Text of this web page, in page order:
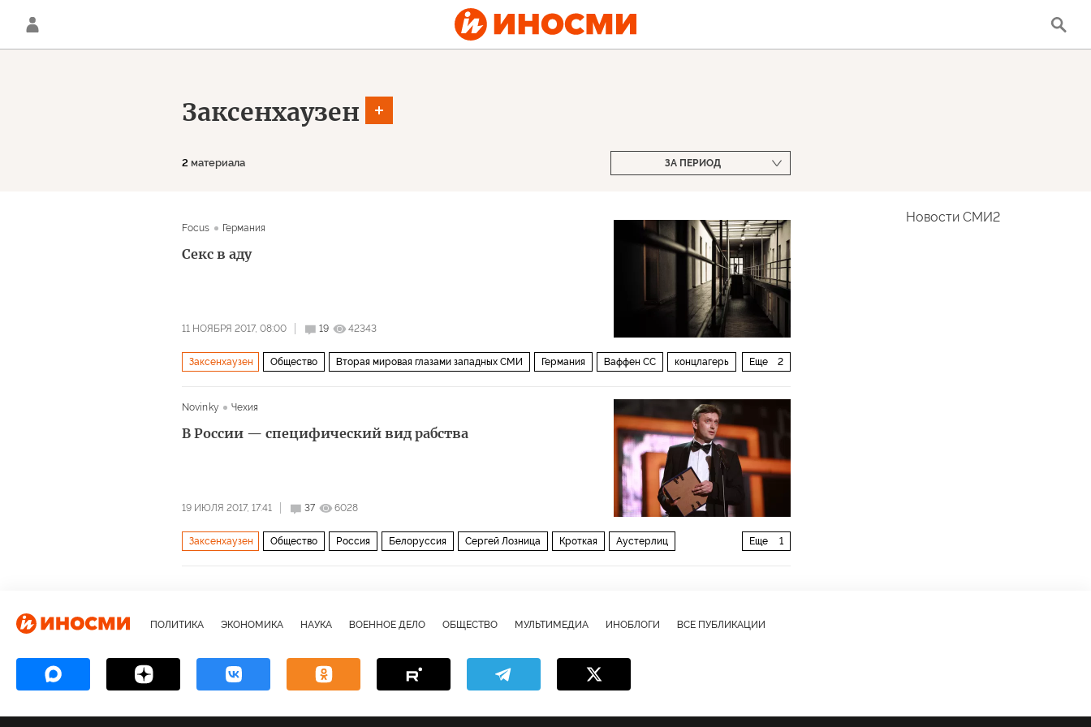
Заксенхаузен
2 материала ЗА ПЕРИОД
Focus Германия
Секс в аду
11 НОЯБРЯ 2017, 08:00 19 42343
Еще 2
Заксенхаузен Общество Вторая мировая глазами западных СМИ Германия Ваффен СС концлагерь
Novinky
Чехия
В России — специфический вид рабства
19 ИЮЛЯ 2017, 17:41 37 6028
Еще 1
Заксенхаузен Общество Россия Белоруссия Сергей Лозница Кроткая Аустерлиц
Новости СМИ2
ПОЛИТИКА ЭКОНОМИКА НАУКА ВОЕННОЕ ДЕЛО ОБЩЕСТВО МУЛЬТИМЕДИА ИНОБЛОГИ ВСЕ ПУБЛИКАЦИИ